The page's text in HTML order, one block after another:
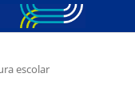
escolar